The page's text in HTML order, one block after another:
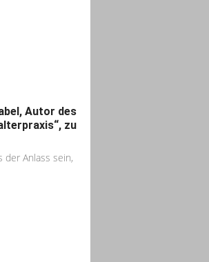
Autor des
zu
der Anlass sein,